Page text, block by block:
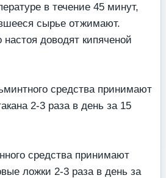
в течение 45 минут,
сырье отжимают.
доводят кипяченой
средства принимают
2-3 раза в день за 15
средства принимают
ложки 2-3 раза в день за